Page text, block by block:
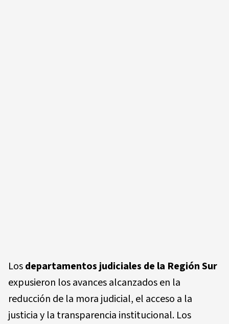
Losdepartamentos judiciales de la Región Sur
expusieron los avances alcanzados en la
reducción de la mora judicial, el acceso a la
justicia y la transparencia institucional. Los